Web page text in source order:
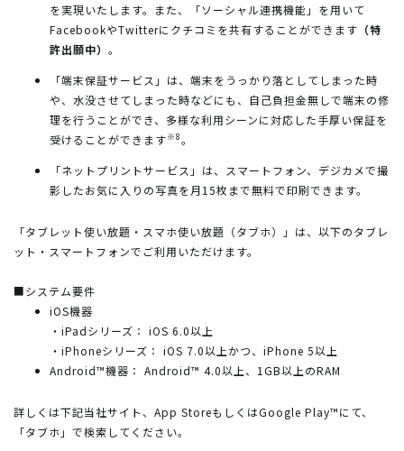
を実現いたします。また、「ソーシャル連携機能」を用いて
FacebookやTwitterにクチコミを共有することができます （特
許出願中） 。
「端末保証サービス」は、端末をうっかり落としてしまった時
や、水没させてしまった時などにも、自己負担金無しで端末の修
理を行うことができ、多様な利用シーンに対応した手厚い保証を
受けることができます※8。
「ネットプリントサービス」は、スマートフォン、デジカメで撮
影したお気に入りの写真を月15枚まで無料で印刷できます。
「タブレット使い放題・スマホ使い放題（タブホ）」は、以下のタブレ
ット・スマートフォンでご利用いただけます。
■システム要件
iOS機器
・iPadシリーズ： iOS 6.0以上
・iPhoneシリーズ： iOS 7.0以上かつ、iPhone 5以上
Android™機器： Android™ 4.0以上、1GB以上のRAM
詳しくは下記当社サイト、App StoreもしくはGoogle Play™にて、
「タブホ」で検索してください。